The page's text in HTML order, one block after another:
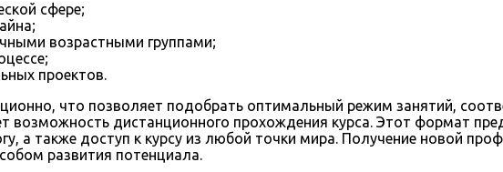
сфере;
возрастными группами;
проектов.
что позволяет подобрать оптимальный режим занятий,
возможность дистанционного прохождения курса. Этот формат
а также доступ к курсу из любой точки мира. Получение новой
развития потенциала.